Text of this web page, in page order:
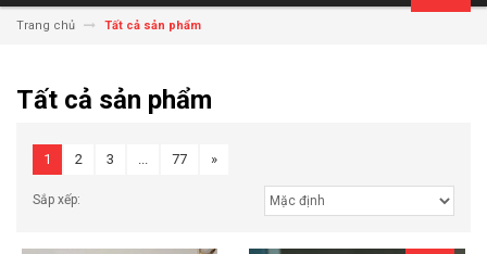
Trang chủ Tất cả sản phẩm
Tất cả sản phẩm
Sắp xếp:
1 2 3 ... 77 »